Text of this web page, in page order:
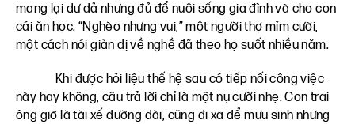
mang lại dư dả nhưng đủ để nuôi sống gia đình và cho con
cái ăn học. “Nghèo nhưng vui,” một người thợ mỉm cười,
một cách nói giản dị về nghề đã theo họ suốt nhiều năm.
Khi được hỏi liệu thế hệ sau có tiếp nối công việc
này hay không, câu trả lời chỉ là một nụ cười nhẹ. Con trai
ông giờ là tài xế đường dài, cũng đi xa để mưu sinh nhưng